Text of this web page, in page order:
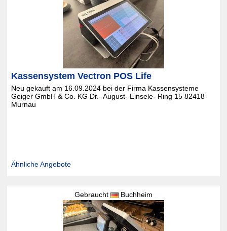
Kassensystem Vectron POS Life
Neu gekauft am 16.09.2024 bei der Firma Kassensysteme
Geiger GmbH & Co. KG Dr.- August- Einsele- Ring 15 82418
Murnau
Ähnliche Angebote
Gebraucht Buchheim